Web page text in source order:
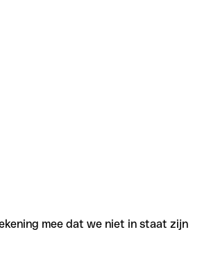
mee dat we niet in staat zijn